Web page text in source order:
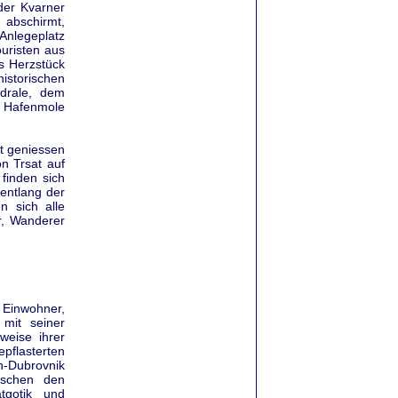
Kvarner
aus
Herzstück
dem
geniessen
Trsat auf
sich
der
sich alle
Wanderer
mit seiner
ihrer
Dubrovnik
den
und